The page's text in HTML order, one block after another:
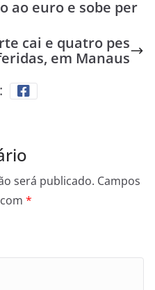
ao euro e sobe per
cai e quatro pes
em Manaus
será publicado. Campos
*